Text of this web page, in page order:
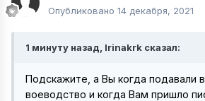
Опубликовано 14 декабря, 2021
1 минуту назад, Irinakrk сказал:
Подскажите, а Вы когда подавали
воеводство и когда Вам пришло